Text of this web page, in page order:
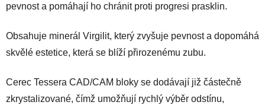
pevnost a pomáhají ho chránit proti progresi prasklin.
Obsahuje minerál Virgilit, který zvyšuje pevnost a dopomáhá
skvělé estetice, která se blíží přirozenému zubu.
Cerec Tessera CAD/CAM bloky se dodávají již částečně
zkrystalizované, čímž umožňují rychlý výběr odstínu,